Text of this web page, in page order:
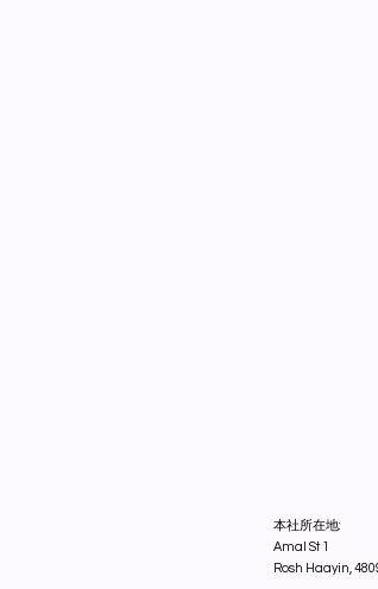
本社所在地:
Amal St 1
Rosh Haayin,